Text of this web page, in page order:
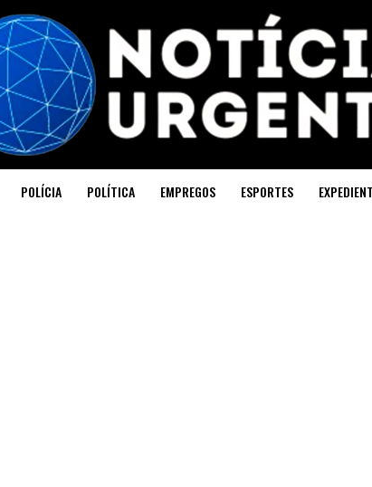
POLÍCIA POLÍTICA EMPREGOS ESPORTES